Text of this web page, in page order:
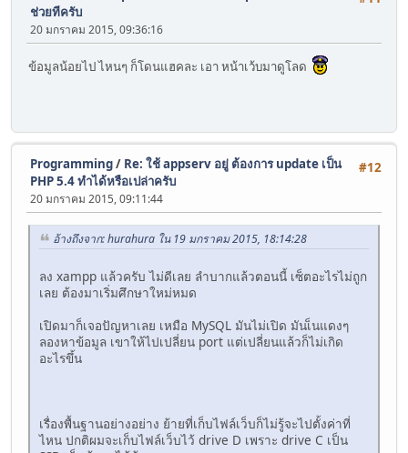
ช่วยทีครับ
20 มกราคม 2015, 09:36:16
ข้อมูลน้อยไป ไหนๆ ก็โดนแฮคละ เอา หน้าเว้บมาดูโลด
#12
Programming/ Re: ใช้ appserv อยู่ ต้องการ update เป็น
PHP 5.4 ทำได้หรือเปล่าครับ
20 มกราคม 2015, 09:11:44
อ้างถึงจาก: hurahura ใน 19 มกราคม 2015, 18:14:28
ลง xampp แล้วครับ ไม่ดีเลย ลำบากแล้วตอนนี้ เซ็ตอะไรไม่ถูก
เลย ต้องมาเริ่มศึกษาใหม่หมด
เปิดมาก็เจอปัญหาเลย เหมือ MySQL มันไม่เปิด มันเ็นแดงๆ
ลองหาข้อมูล เขาให้ไปเปลี่ยน port แต่เปลี่ยนแล้วก็ไม่เกิด
อะไรขึ้น
เรื่องพื้นฐานอย่างอย่าง ย้ายที่เก็บไฟล์เว็บก็ไม่รู้จะไปตั้งค่าที่
ไหน ปกติผมจะเก็บไฟล์เว็บไว้ drive D เพราะ drive C เป็น